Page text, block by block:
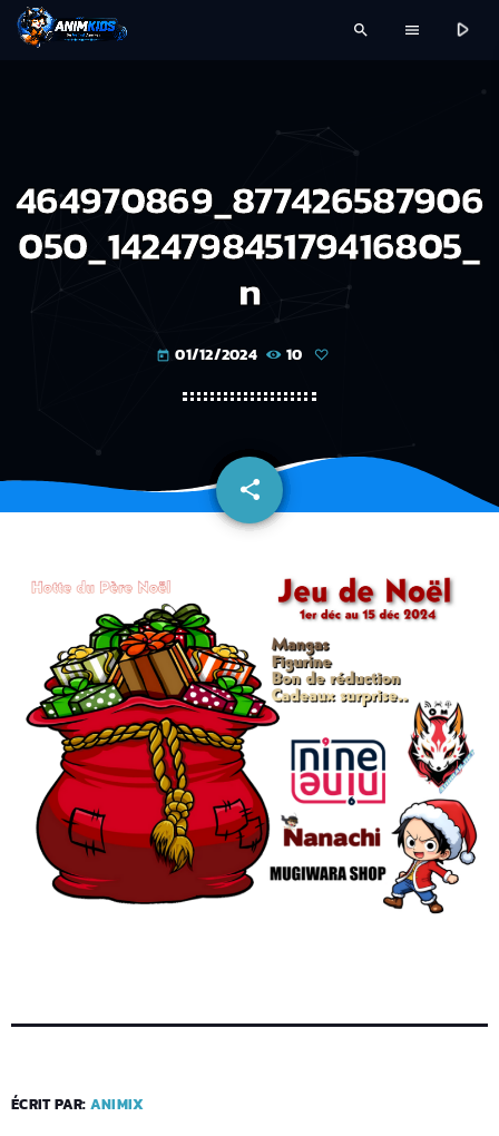
search menu play_arrow
464970869_877426587906
050_142479845179416805_
n
today 01/12/2024 10
share
email
ÉCRIT PAR: ANIMIX